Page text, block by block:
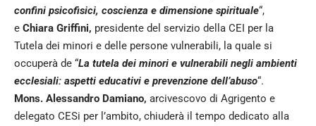
confini psicofisici, coscienza e dimensione spirituale“,
e Chiara Griffini, presidente del servizio della CEI per la
Tutela dei minori e delle persone vulnerabili, la quale si
occuperà de “La tutela dei minori e vulnerabili negli ambienti
ecclesiali: aspetti educativi e prevenzione dell’abuso“.
Mons. Alessandro Damiano, arcivescovo di Agrigento e
delegato CESi per l’ambito, chiuderà il tempo dedicato alla